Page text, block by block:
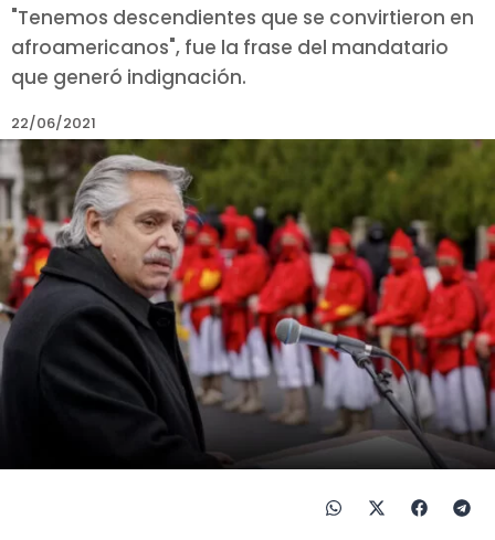
"Tenemos descendientes que se convirtieron en
afroamericanos", fue la frase del mandatario
que generó indignación.
22/06/2021